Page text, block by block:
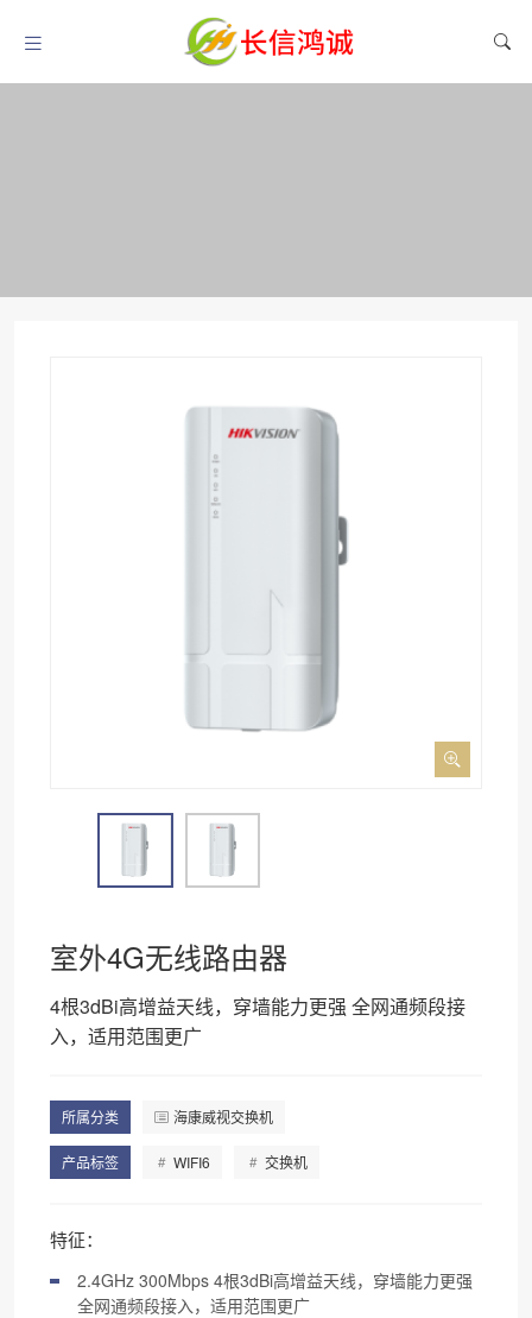
室外4G无线路由器
4根3dBi高增益天线，穿墙能力更强 全网通频段接
入，适用范围更广
所属分类 海康威视交换机
产品标签 WIFI6 交换机
特征：
2.4GHz 300Mbps 4根3dBi高增益天线，穿墙能力更强
全网通频段接入，适用范围更广